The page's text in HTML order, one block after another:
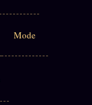
Mode